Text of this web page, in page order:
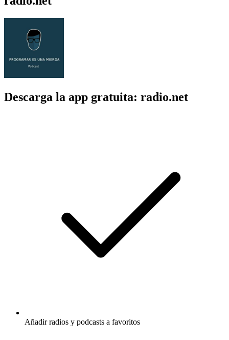
Descarga la app gratuita: radio.net
Añadir radios y podcasts a favoritos